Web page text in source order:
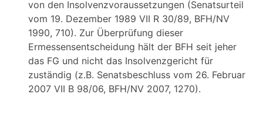
von den Insolvenzvoraussetzungen (Senatsurteil
vom 19. Dezember 1989 VII R 30/89, BFH/NV
1990, 710). Zur Überprüfung dieser
Ermessensentscheidung hält der BFH seit jeher
das FG und nicht das Insolvenzgericht für
zuständig (z.B. Senatsbeschluss vom 26. Februar
2007 VII B 98/06, BFH/NV 2007, 1270).